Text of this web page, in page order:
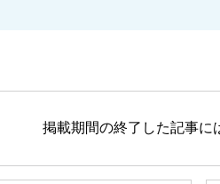
掲載期間の終了した記事に